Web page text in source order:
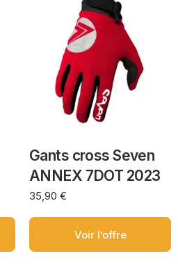
Gants cross Seven
ANNEX 7DOT 2023
35,90 €
Voir l’offre